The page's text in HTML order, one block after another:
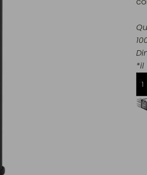
*il